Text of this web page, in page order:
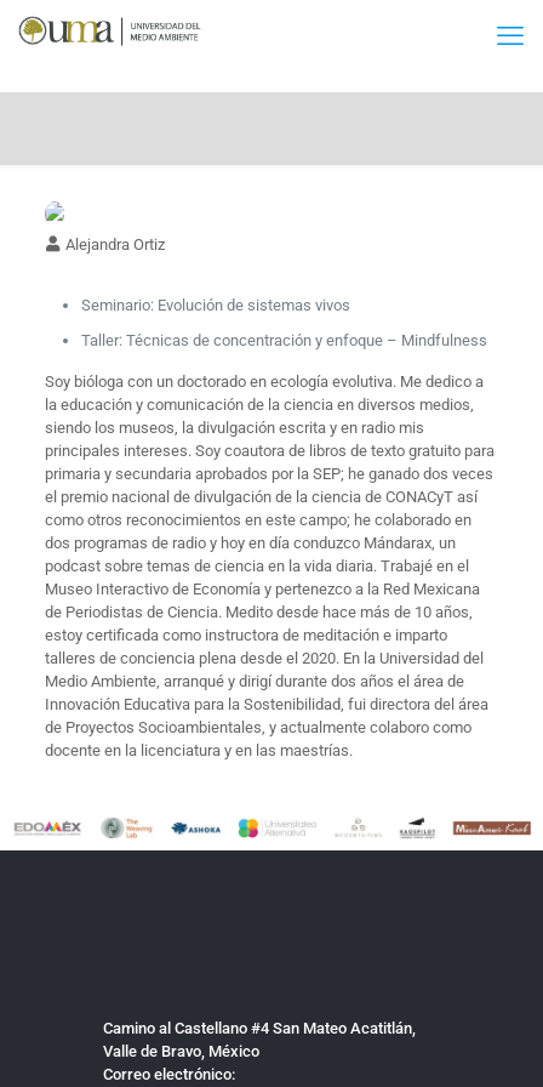
Alejandra Ortiz
Seminario: Evolución de sistemas vivos
Taller: Técnicas de concentración y enfoque – Mindfulness
Soy bióloga con un doctorado en ecología evolutiva. Me dedico a
la educación y comunicación de la ciencia en diversos medios,
siendo los museos, la divulgación escrita y en radio mis
principales intereses. Soy coautora de libros de texto gratuito para
primaria y secundaria aprobados por la SEP; he ganado dos veces
el premio nacional de divulgación de la ciencia de CONACyT así
como otros reconocimientos en este campo; he colaborado en
dos programas de radio y hoy en día conduzco Mándarax, un
podcast sobre temas de ciencia en la vida diaria. Trabajé en el
Museo Interactivo de Economía y pertenezco a la Red Mexicana
de Periodistas de Ciencia. Medito desde hace más de 10 años,
estoy certificada como instructora de meditación e imparto
talleres de conciencia plena desde el 2020. En la Universidad del
Medio Ambiente, arranqué y dirigí durante dos años el área de
Innovación Educativa para la Sostenibilidad, fui directora del área
de Proyectos Socioambientales, y actualmente colaboro como
docente en la licenciatura y en las maestrías.
Camino al Castellano #4 San Mateo Acatitlán,
Valle de Bravo, México
Correo electrónico: